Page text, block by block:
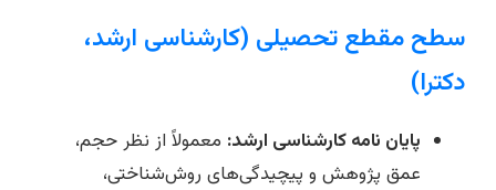
سطح مقطع تحصیلی (کارشناسی ارشد،
دکترا)
پایان نامه کارشناسی ارشد: معمولاً از نظر حجم،
عمق پژوهش و پیچیدگی‌های روش‌شناختی،